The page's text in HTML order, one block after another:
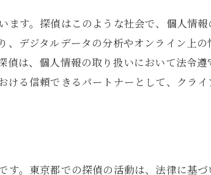
の法律問題
法的枠組み
ガイドライン
と法的アドバイス
ステップ
す。探偵はこのような社会で、個人情
デジタルデータの分析やオンライン上
は、個人情報の取り扱いにおいて法令
る信頼できるパートナーとして、クラ
。東京都での探偵の活動は、法律に基